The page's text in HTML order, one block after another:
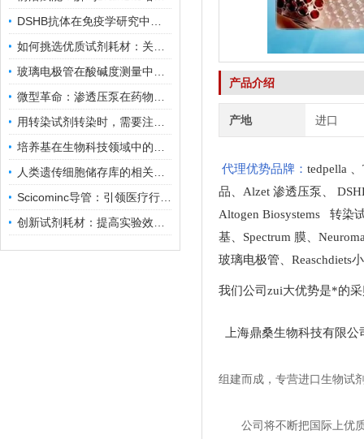
产品介绍
产地 进口
代理优势品牌： tedpella
品
Alzet 渗透压泵
Altogen Biosystems 转染
基
Spectrum 膜
玻璃电极管
Reaschdiets
我们公司zui大优势是*的
上海鼎桑生物科技有限公
组建而成，专营进口生物试
公司将不断把国际上优